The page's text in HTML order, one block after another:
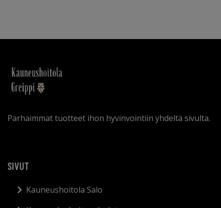
Parhaimmat tuotteet ihon hyvinvointiin yhdeltä sivulta.
SIVUT
Kauneushoitola Salo